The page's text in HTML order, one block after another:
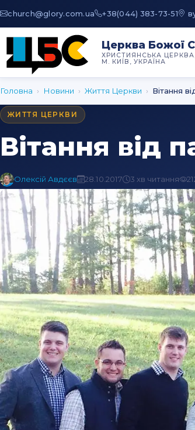
au.moc.yrolg@hcruhc +38(044) 383-73-51
Церква Божої
ХРИСТИЯНСЬКА ЦЕРКВА,
М. КИЇВ, УКРАЇНА
Головна › Новини › Життя Церкви › Вітання
ЖИТТЯ ЦЕРКВИ
Вітання від
Олексій Авдєєв 28.10.2017 3 хв читання